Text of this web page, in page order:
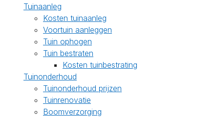
Tuinaanleg
Kosten tuinaanleg
Voortuin aanleggen
Tuin ophogen
Tuin bestraten
Kosten tuinbestrating
Tuinonderhoud
Tuinonderhoud prijzen
Tuinrenovatie
Boomverzorging